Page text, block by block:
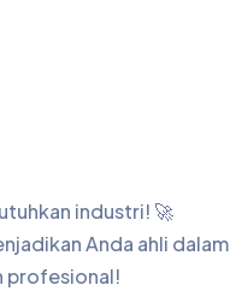
industri! 🚀
Anda ahli dalam
profesional!